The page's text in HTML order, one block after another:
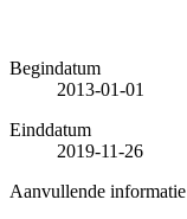
Begindatum
2013-01-01
Einddatum
2019-11-26
Aanvullende informatie